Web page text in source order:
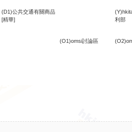
(D1)公共交通有關商品
[精華]
利部
(O1)omsi討論區